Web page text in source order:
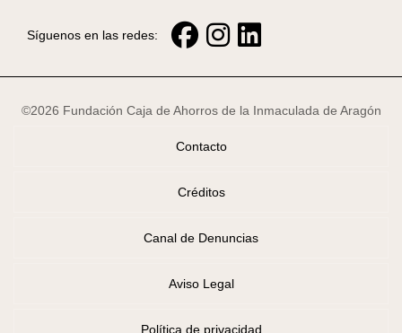
Síguenos en las redes:
©2026 Fundación Caja de Ahorros de la Inmaculada de Aragón
Contacto
Créditos
Canal de Denuncias
Aviso Legal
Política de privacidad